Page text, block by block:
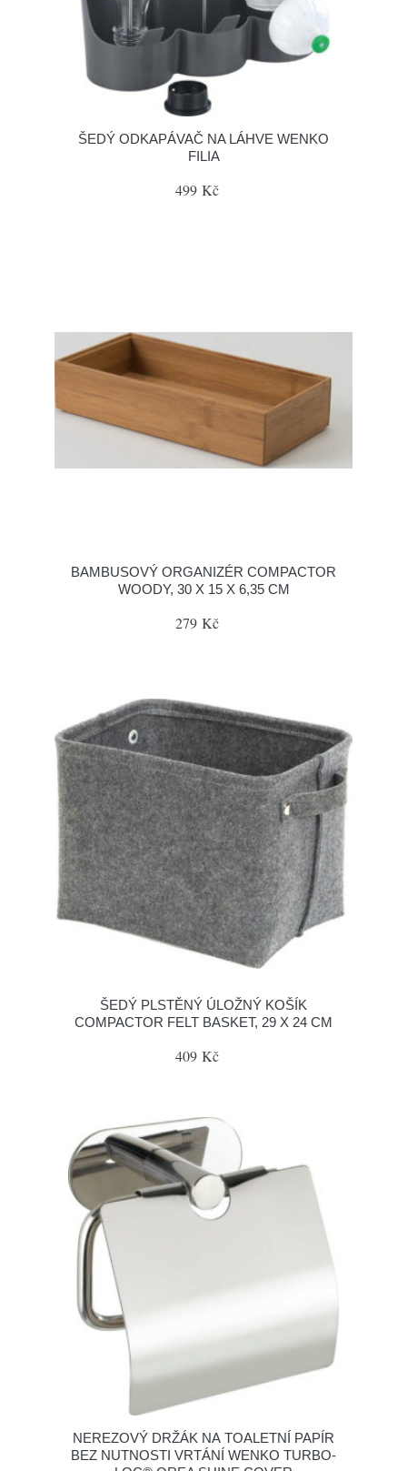
ŠEDÝ ODKAPÁVAČ NA LÁHVE WENKO
FILIA
499 Kč
BAMBUSOVÝ ORGANIZÉR COMPACTOR
WOODY, 30 X 15 X 6,35 CM
279 Kč
ŠEDÝ PLSTĚNÝ ÚLOŽNÝ KOŠÍK
COMPACTOR FELT BASKET, 29 X 24 CM
409 Kč
NEREZOVÝ DRŽÁK NA TOALETNÍ PAPÍR
BEZ NUTNOSTI VRTÁNÍ WENKO TURBO-